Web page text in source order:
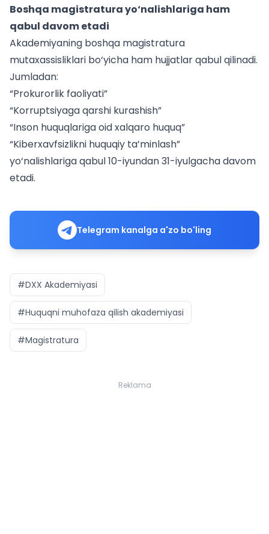
Boshqa magistratura yo‘nalishlariga ham
qabul davom etadi
Akademiyaning boshqa magistratura
mutaxassisliklari bo‘yicha ham hujjatlar qabul qilinadi.
Jumladan:
“Prokurorlik faoliyati”
“Korruptsiyaga qarshi kurashish”
“Inson huquqlariga oid xalqaro huquq”
“Kiberxavfsizlikni huquqiy ta’minlash”
yo‘nalishlariga qabul 10-iyundan 31-iyulgacha davom
etadi.
Telegram kanalga a'zo bo'ling
#DXX Akademiyasi
#Huquqni muhofaza qilish akademiyasi
#Magistratura
Reklama